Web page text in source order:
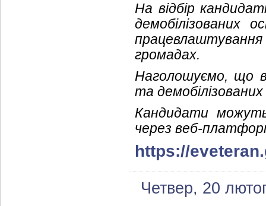
На відбір
демобілізованих
громадах.
Наголошуємо, що
та
Кандидати
через веб-
https://
Четвер, 20